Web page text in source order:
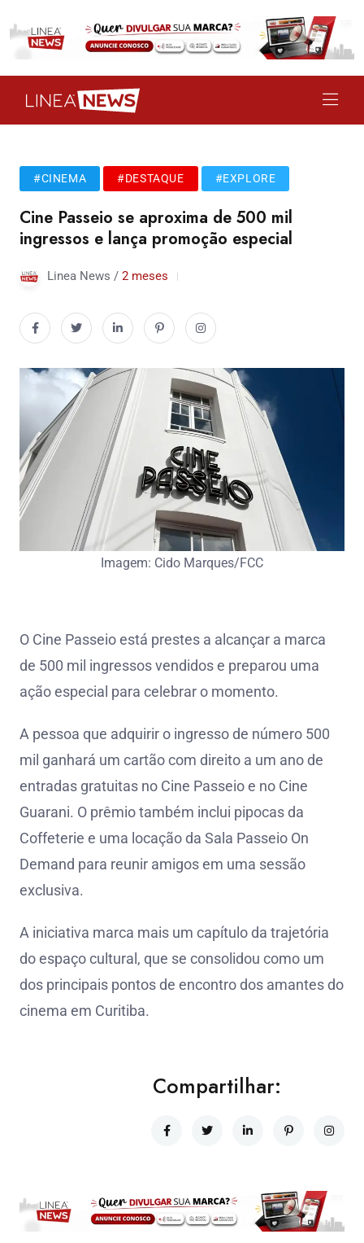
#CINEMA #DESTAQUE #EXPLORE
Cine Passeio se aproxima de 500 mil
ingressos e lança promoção especial
Linea News / 2 meses
Imagem: Cido Marques/FCC
O Cine Passeio está prestes a alcançar a marca
de 500 mil ingressos vendidos e preparou uma
ação especial para celebrar o momento.
A pessoa que adquirir o ingresso de número 500
mil ganhará um cartão com direito a um ano de
entradas gratuitas no Cine Passeio e no Cine
Guarani. O prêmio também inclui pipocas da
Coffeterie e uma locação da Sala Passeio On
Demand para reunir amigos em uma sessão
exclusiva.
A iniciativa marca mais um capítulo da trajetória
do espaço cultural, que se consolidou como um
dos principais pontos de encontro dos amantes do
cinema em Curitiba.
Compartilhar: